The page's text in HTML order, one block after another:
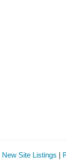
New Site Listings |